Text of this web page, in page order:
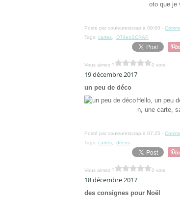
oto que je
Posté par couleuretscrap à 09:00 -
Tags: cartes DT4enSCRAP
Vous aimez ? 0 vote
19 décembre 2017
un peu de déco
Hello, un peu
n, une carte,
Posté par couleuretscrap à 07:25 -
Tags: cartes décos
Vous aimez ? 0 vote
18 décembre 2017
des consignes pour Noël